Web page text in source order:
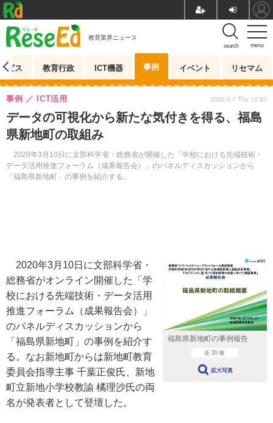
menu
search
教育業界ニュース
ビス 教育行政 ICT機器 事例 イベント リセマム
データの可視化から新たな気付きを得る、福島
県新地町の取組み
2020年3月10日に文部科学省・総務省が開催した「学校における先端技術・
データ活用推進フォーラム（成果報告会）」のパネルディスカッションから
「福島県新地町」の事例を紹介する。
事例 ICT活用 2020.5.7 Thu 12:20
福島県新地町の事例報告
全 20 枚
拡大写真
2020年3月10日に文部科学省・
総務省がオンライン開催した「学
校における先端技術・データ活用
推進フォーラム（成果報告会）」
のパネルディスカッションから
「福島県新地町」の事例を紹介す
る。なお新地町からは新地町教育
委員会指導主事 千葉正俊氏、新地
町立新地小学校教諭 橘理沙氏の両
名が発表者として登壇した。